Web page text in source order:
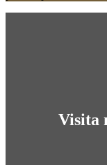
Visita